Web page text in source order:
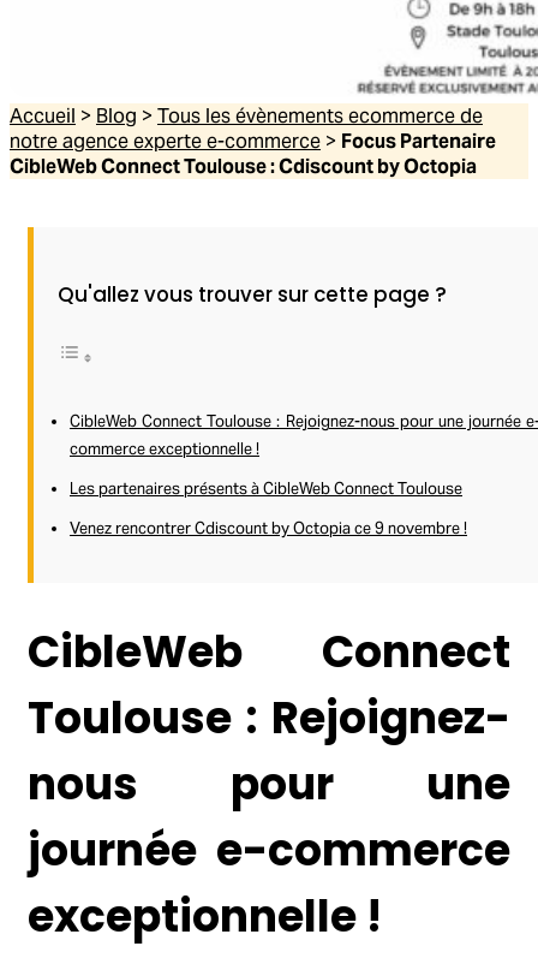
Accueil > Blog > Tous les évènements ecommerce de
notre agence experte e-commerce > Focus Partenaire
CibleWeb Connect Toulouse : Cdiscount by Octopia
Qu'allez vous trouver sur cette page ?
CibleWeb Connect Toulouse : Rejoignez-nous pour une journée
commerce exceptionnelle !
Les partenaires présents à CibleWeb Connect Toulouse
Venez rencontrer Cdiscount by Octopia ce 9 novembre !
CibleWeb Connect
Toulouse : Rejoignez-
nous pour une
journée e-commerce
exceptionnelle !